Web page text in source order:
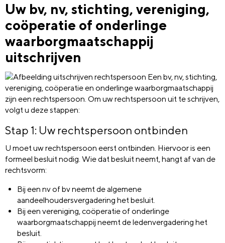
Uw bv, nv, stichting, vereniging,
coöperatie of onderlinge
waarborgmaatschappij
uitschrijven
Een bv, nv, stichting,
vereniging, coöperatie en onderlinge waarborgmaatschappij
zijn een rechtspersoon. Om uw rechtspersoon uit te schrijven,
volgt u deze stappen:
Stap 1: Uw rechtspersoon ontbinden
U moet uw rechtspersoon eerst ontbinden. Hiervoor is een
formeel besluit nodig. Wie dat besluit neemt, hangt af van de
rechtsvorm:
Bij een nv of bv neemt de algemene
aandeelhoudersvergadering het besluit.
Bij een vereniging, coöperatie of onderlinge
waarborgmaatschappij neemt de ledenvergadering het
besluit.